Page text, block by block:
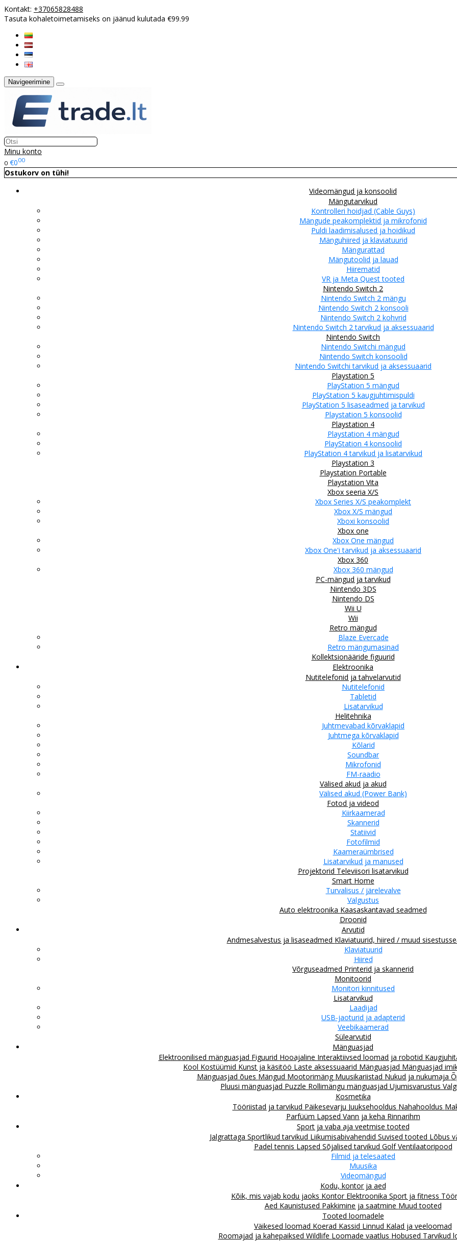
Kontakt: +37065828488
Tasuta kohaletoimetamiseks on jäänud kulutada €99.99
Navigeerimine
Minu konto
0 €000
Ostukorv on tühi!
Videomängud ja konsoolid
Mängutarvikud
Kontrolleri hoidjad (Cable Guys)
Mängude peakomplektid ja mikrofonid
Puldi laadimisalused ja hoidikud
Mänguhiired ja klaviatuurid
Mängurattad
Mängutoolid ja lauad
Hiirematid
VR ja Meta Quest tooted
Nintendo Switch 2
Nintendo Switch 2 mängu
Nintendo Switch 2 konsooli
Nintendo Switch 2 kohvrid
Nintendo Switch 2 tarvikud ja aksessuaarid
Nintendo Switch
Nintendo Switchi mängud
Nintendo Switch konsoolid
Nintendo Switchi tarvikud ja aksessuaarid
Playstation 5
PlayStation 5 mängud
PlayStation 5 kaugjuhtimispuldi
PlayStation 5 lisaseadmed ja tarvikud
Playstation 5 konsoolid
Playstation 4
Playstation 4 mängud
PlayStation 4 konsoolid
PlayStation 4 tarvikud ja lisatarvikud
Playstation 3
Playstation Portable
Playstation Vita
Xbox seeria X/S
Xbox Series X/S peakomplekt
Xbox X/S mängud
Xboxi konsoolid
Xbox one
Xbox One mängud
Xbox One'i tarvikud ja aksessuaarid
Xbox 360
Xbox 360 mängud
PC-mängud ja tarvikud
Nintendo 3DS
Nintendo DS
Wii U
Wii
Retro mängud
Blaze Evercade
Retro mängumasinad
Kollektsionääride figuurid
Elektroonika
Nutitelefonid ja tahvelarvutid
Nutitelefonid
Tabletid
Lisatarvikud
Helitehnika
Juhtmevabad kõrvaklapid
Juhtmega kõrvaklapid
Kõlarid
Soundbar
Mikrofonid
FM-raadio
Välised akud ja akud
Välised akud (Power Bank)
Fotod ja videod
Kiirkaamerad
Skannerid
Statiivid
Fotofilmid
Kaameraümbrised
Lisatarvikud ja manused
Projektorid Televiisori lisatarvikud
Smart Home
Turvalisus / järelevalve
Valgustus
Auto elektroonika Kaasaskantavad seadmed
Droonid
Arvutid
Andmesalvestus ja lisaseadmed Klaviatuurid, hiired / muud
Klaviatuurid
Hiired
Võrguseadmed Printerid ja skannerid
Monitoorid
Monitori kinnitused
Lisatarvikud
Laadijad
USB-jaoturid ja adapterid
Veebikaamerad
Sülearvutid
Mänguasjad
Elektroonilised mänguasjad Figuurid Hooajaline Interaktiivsed loomad ja robotid
Kool Kostüümid Kunst ja käsitöö Laste aksessuaarid Mänguasjad Mänguasjad
Mänguasjad õues Mängud Mootorimäng Muusikariistad Nukud ja nukumaja
Pluusi mänguasjad Puzzle Rollimängu mänguasjad Ujumisvarustus
Kosmetika
Tööriistad ja tarvikud Päikesevarju Juuksehooldus Nahahooldus
Parfüüm Lapsed Vann ja keha Rinnarihm
Sport ja vaba aja veetmise tooted
Jalgrattaga Sportlikud tarvikud Liikumisabivahendid Suvised tooted Lõbus
Padel tennis Lapsed Sõjalised tarvikud GolfVentilaatoripood
Filmid ja telesaated
Muusika
Videomängud
Kodu, kontor ja aed
Kõik, mis vajab kodu jaoks Kontor Elektroonika Sport ja fitness
Aed Kaunistused Pakkimine ja saatmine Muud tooted
Tooted loomadele
Väikesed loomad Koerad Kassid Linnud Kalad ja veeloomad
Roomajad ja kahepaiksed Wildlife Loomade vaatlus Hobused Tarvikud